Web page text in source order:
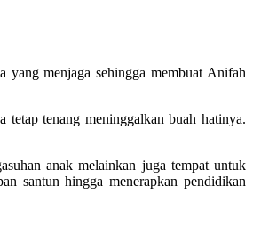
menjaga sehingga membuat Anifah
tenang meninggalkan buah hatinya.
anak melainkan juga tempat untuk
santun hingga menerapkan pendidikan